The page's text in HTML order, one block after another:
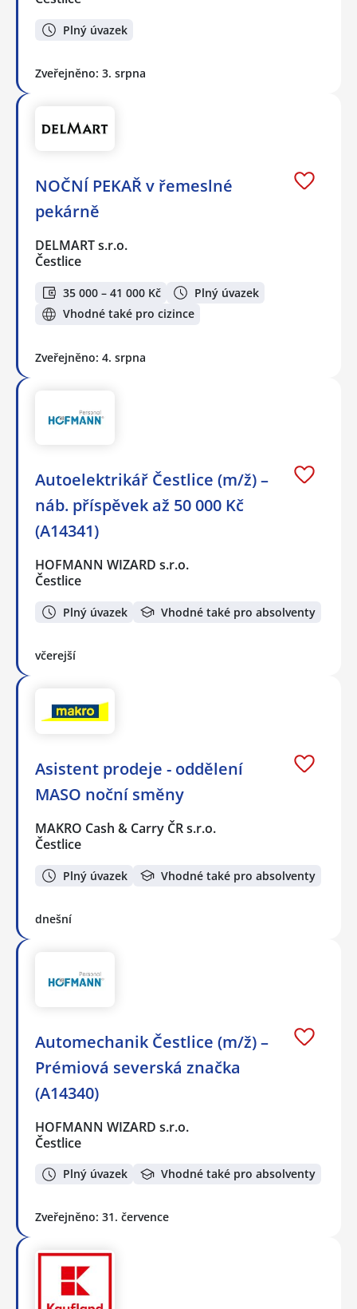
Plný úvazek
Zveřejněno: 3. srpna
NOČNÍ PEKAŘ v řemeslné
pekárně
DELMART s.r.o.
Čestlice
35 000 – 41 000 Kč
Plný úvazek
Vhodné také pro cizince
Zveřejněno: 4. srpna
Autoelektrikář Čestlice (m/ž) –
náb. příspěvek až 50 000 Kč
(A14341)
HOFMANN WIZARD s.r.o.
Čestlice
Plný úvazek Vhodné také pro absolventy
včerejší
Asistent prodeje - oddělení
MASO noční směny
MAKRO Cash & Carry ČR s.r.o.
Čestlice
Plný úvazek Vhodné také pro absolventy
dnešní
Automechanik Čestlice (m/ž) –
Prémiová severská značka
(A14340)
HOFMANN WIZARD s.r.o.
Čestlice
Plný úvazek Vhodné také pro absolventy
Zveřejněno: 31. července